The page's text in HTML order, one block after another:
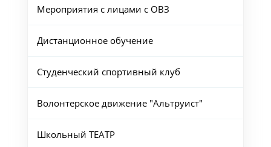
Мероприятия с лицами с ОВЗ
Дистанционное обучение
Студенческий спортивный клуб
Волонтерское движение "Альтруист"
Школьный ТЕАТР